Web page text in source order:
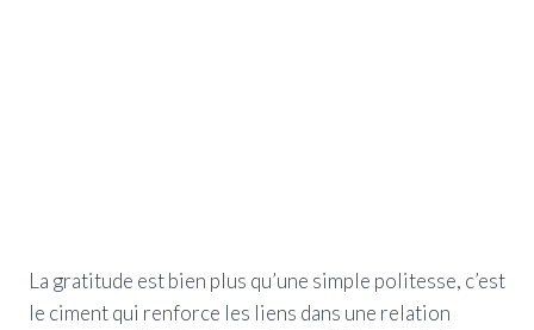
La gratitude est bien plus qu’une simple politesse, c’est
le ciment qui renforce les liens dans une relation